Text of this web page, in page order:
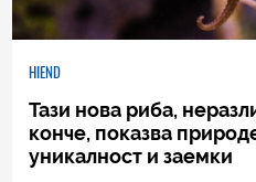
HIEND
Тази нова риба,
конче, показва
уникалност и заемки